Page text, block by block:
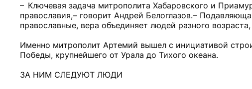
– Ключевая задача митрополита Хабаровского и
православия, – говорит Андрей Белоглазов. –
православные, вера объединяет людей разного
Именно митрополит Артемий вышел с инициативой
Победы, крупнейшего от Урала до Тихого океана.
ЗА НИМ СЛЕДУЮТ ЛЮДИ